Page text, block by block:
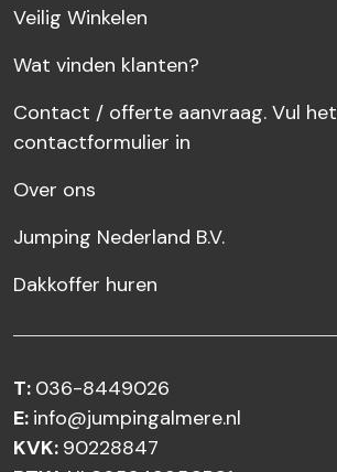
Veilig Winkelen
Wat vinden klanten?
Contact / offerte aanvraag. Vul het
contactformulier in
Over ons
Jumping Nederland B.V.
Dakkoffer huren
T: 036-8449026
E: info@jumpingalmere.nl
KVK: 90228847